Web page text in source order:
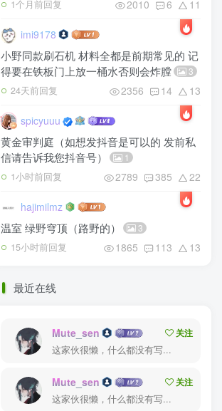
1个月前回复 2010 6 11
imi9178
小野同款刷石机 材料全都是前期常见的 记
得要在铁板门上放一桶水否则会炸膛
3
24天前回复 2356 14 13
spicyuuu
黄金审判庭（如想发抖音是可以的 发前私
信请告诉我您抖音号）
1
1小时前回复 2789 385 22
hajimilmz
温室 绿野穹顶（路野的） 3
15小时前回复 1865 113 13
最近在线
Mute_sen
关注
这家伙很懒，什么都没有写...
Mute_sen
关注
这家伙很懒，什么都没有写...